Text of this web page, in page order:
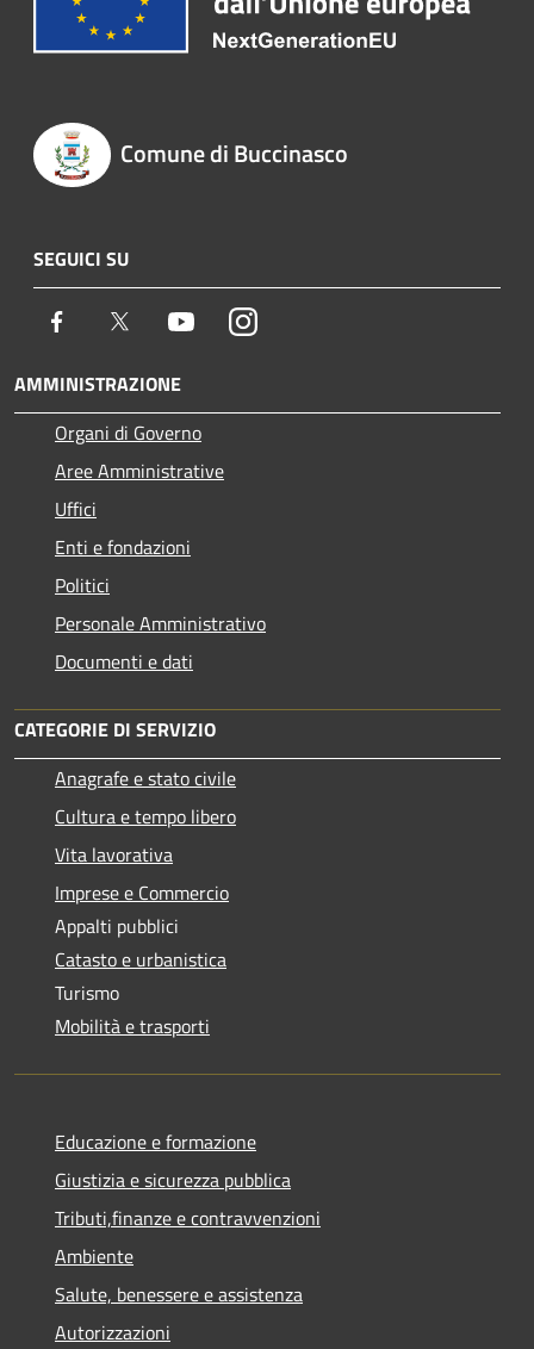
Comune di Buccinasco
SEGUICI SU
Facebook Twitter YoutubeInstagram
AMMINISTRAZIONE
Organi di Governo
Aree Amministrative
Uffici
Enti e fondazioni
Politici
Personale Amministrativo
Documenti e dati
CATEGORIE DI SERVIZIO
Anagrafe e stato civile
Cultura e tempo libero
Vita lavorativa
Imprese e Commercio
Appalti pubblici
Catasto e urbanistica
Turismo
Mobilità e trasporti
Educazione e formazione
Giustizia e sicurezza pubblica
Tributi,finanze e contravvenzioni
Ambiente
Salute, benessere e assistenza
Autorizzazioni